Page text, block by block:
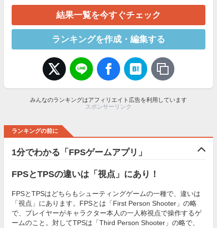
結果一覧を今すぐチェック
ランキングを作成・編集する
みんなのランキングはアフィリエイト広告を利用しています
スポンサーリンク
ランキングの前に
1分でわかる「FPSゲームアプリ」
FPSとTPSの違いは「視点」にあり！
FPSとTPSはどちらもシューティングゲームの一種で、違いは
「視点」にあります。FPSとは「First Person Shooter」の略
で、プレイヤーがキャラクター本人の一人称視点で操作するゲ
ームのこと。対してTPSは「Third Person Shooter」の略で、